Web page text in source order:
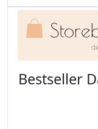
Bestseller